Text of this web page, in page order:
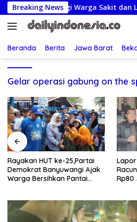
Langsung
ke
konten
Breaking News
Kunjungi Warga Sakit dan Lansia
Beranda Berita Jawa Barat
Gelar operasi gabung on the
Rayakan HUT ke-25,Partai
Demokrat Banyuwangi Ajak
Warga Bersihkan Pantai
Rp80